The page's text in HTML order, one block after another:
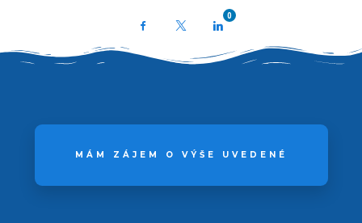
Facebook
0
MÁM ZÁJEM O VÝŠE UVEDENÉ